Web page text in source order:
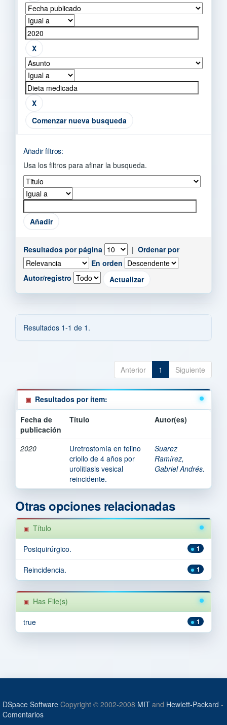
Comenzar nueva busqueda
Añadir filtros:
Usa los filtros para afinar la busqueda.
Resultados por página | Ordenar por
En orden
Autor/registro
Resultados 1-1 de 1.
Anterior 1 Siguiente
Resultados por ítem:
Fecha de
publicación
Título Autor(es)
2020
Uretrostomía en felino
criollo de 4 años por
urolitiasis vesical
reincidente.
Suarez
Ramírez,
Gabriel Andrés.
Otras opciones relacionadas
Título
1
Postquirúrgico.
1
Reincidencia.
Has File(s)
1
true
DSpace Software Copyright © 2002-2008 MIT and Hewlett-Packard -
Comentarios